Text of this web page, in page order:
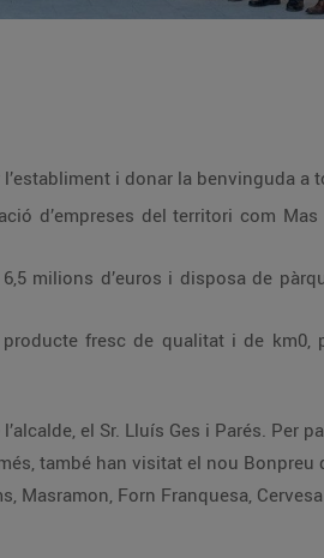
i donar la benvinguda a
d’empreses del territori com Mas
milions d’euros i disposa de
fresc de qualitat i de km0,
el Sr. Lluís Ges i Parés. Per
també han visitat el nou
Masramon, Forn Franquesa,